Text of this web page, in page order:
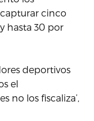
cinco
hasta 30 por
deportivos
el
no los fiscaliza’,